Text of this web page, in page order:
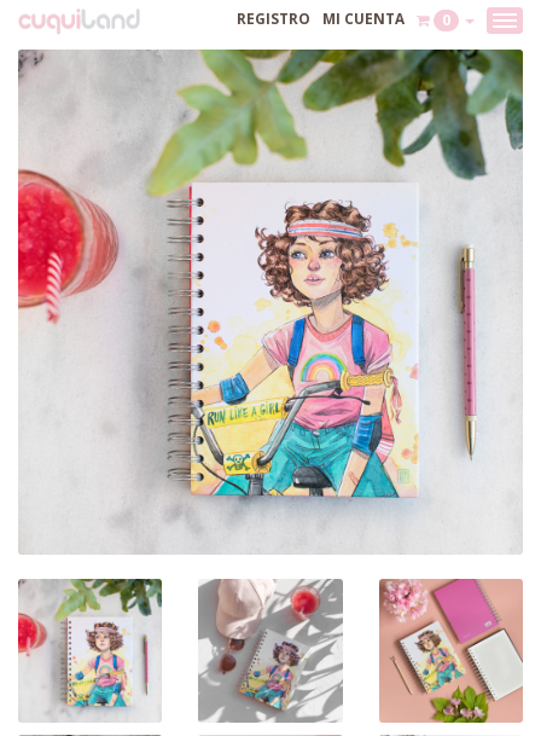
REGISTRO MI CUENTA 0